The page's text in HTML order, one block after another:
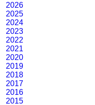
2026
2025
2024
2023
2022
2021
2020
2019
2018
2017
2016
2015